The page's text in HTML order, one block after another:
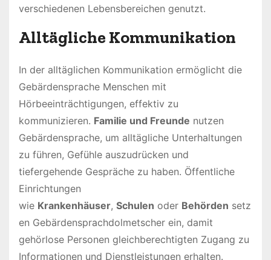
verschiedenen Lebensbereichen genutzt.
Alltägliche Kommunikation
In der alltäglichen Kommunikation ermöglicht die
Gebärdensprache Menschen mit
Hörbeeinträchtigungen, effektiv zu
kommunizieren. Familie und Freunde nutzen
Gebärdensprache, um alltägliche Unterhaltungen
zu führen, Gefühle auszudrücken und
tiefergehende Gespräche zu haben. Öffentliche
Einrichtungen
wie Krankenhäuser, Schulen oder Behörden setz
en Gebärdensprachdolmetscher ein, damit
gehörlose Personen gleichberechtigten Zugang zu
Informationen und Dienstleistungen erhalten.